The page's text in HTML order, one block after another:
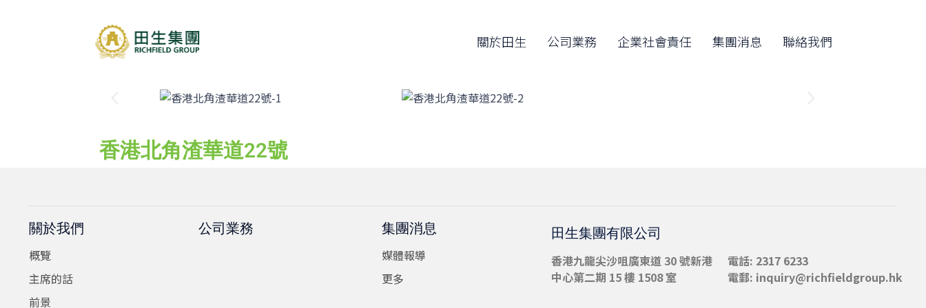
關於田生 公司業務 企業社會責任 集團消息 聯絡我們
香港北角渣華道22號
關於我們
概覽
主席的話
前景
公司業務
集團消息
媒體報導
更多
田生集團有限公司
香港九龍尖沙咀廣東道 30 號新港
中心第二期 15 樓 1508 室
電話: 2317 6233
電郵: inquiry@richfieldgroup.hk